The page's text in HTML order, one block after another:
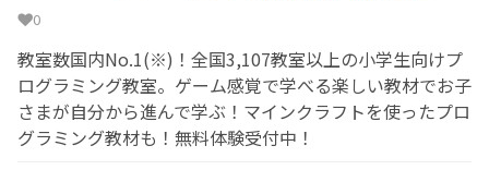
0
教室数国内No.1(※)！全国3,107教室以上の小学生向けプ
ログラミング教室。ゲーム感覚で学べる楽しい教材でお子
さまが自分から進んで学ぶ！マインクラフトを使ったプロ
グラミング教材も！無料体験受付中！